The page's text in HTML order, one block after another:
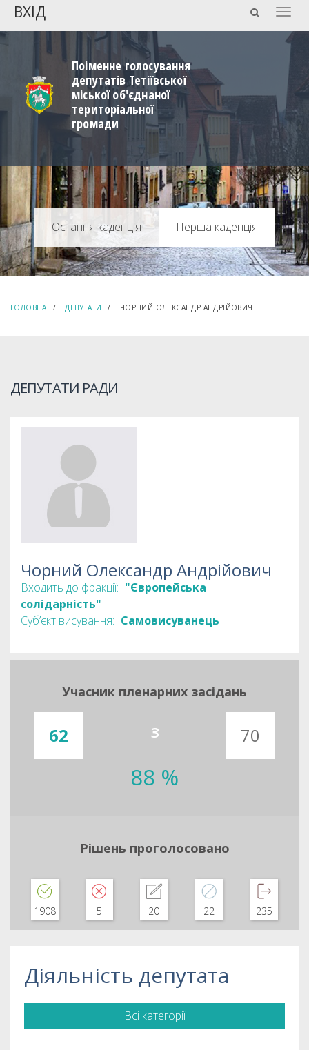
ВХІД
Поіменне голосування
депутатів Тетіївської
міської об'єднаної
територіальної
громади
Перша каденція
ГОЛОВНА ДЕПУТАТИ ЧОРНИЙ ОЛЕКСАНДР АНДРІЙОВИЧ
ДЕПУТАТИ РАДИ
Чорний Олександр Андрійович
Входить до фракції: "Європейська
солідарність"
Суб’єкт висування: Самовисуванець
Учасник пленарних засідань
62 З 70
88 %
Рішень проголосовано
1908 5 20 22 235
Діяльність депутата
Всі категорії